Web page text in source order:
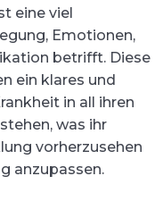
eine viel
Emotionen,
betrifft. Diese
ein klares und
in all ihren
was ihr
vorherzusehen
anzupassen.